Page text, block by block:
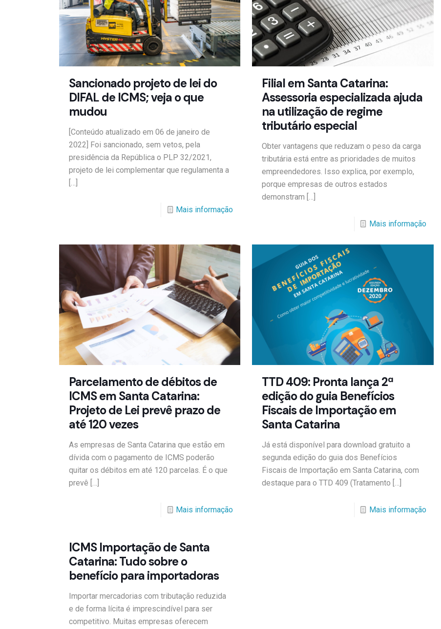
Sancionado projeto de lei do
DIFAL de ICMS; veja o que
mudou
[Conteúdo atualizado em 06 de janeiro de
2022] Foi sancionado, sem vetos, pela
presidência da República o PLP 32/2021,
projeto de lei complementar que regulamenta a
Mais informação
Filial em Santa Catarina:
Assessoria especializada ajuda
na utilização de regime
tributário especial
Obter vantagens que reduzam o peso da carga
tributária está entre as prioridades de muitos
empreendedores. Isso explica, por exemplo,
porque empresas de outros estados
demonstram
Mais informação
Parcelamento de débitos de
ICMS em Santa Catarina:
Projeto de Lei prevê prazo de
até 120 vezes
As empresas de Santa Catarina que estão em
dívida com o pagamento de ICMS poderão
quitar os débitos em até 120 parcelas. É o que
prevê […]
Mais informação
TTD 409: Pronta lança 2ª
edição do guia Benefícios
Fiscais de Importação em
Santa Catarina
Já está disponível para download gratuito a
segunda edição do guia dos Benefícios
Fiscais de Importação em Santa Catarina, com
destaque para o TTD 409 (Tratamento […]
Mais informação
ICMS Importação de Santa
Catarina: Tudo sobre o
benefício para importadoras
Importar mercadorias com tributação reduzida
e de forma lícita é imprescindível para ser
competitivo. Muitas empresas oferecem